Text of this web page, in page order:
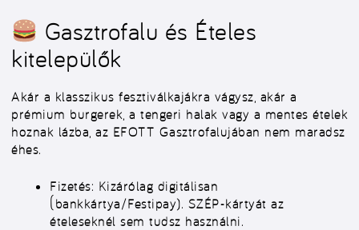
Gasztrofalu és Ételes
kitelepülők
Akár a klasszikus fesztiválkajákra vágysz, akár a
prémium burgerek, a tengeri halak vagy a mentes ételek
hoznak lázba, az EFOTT Gasztrofalujában nem maradsz
éhes.
Fizetés: Kizárólag digitálisan
(bankkártya/Festipay). SZÉP-kártyát az
ételeseknél sem tudsz használni.